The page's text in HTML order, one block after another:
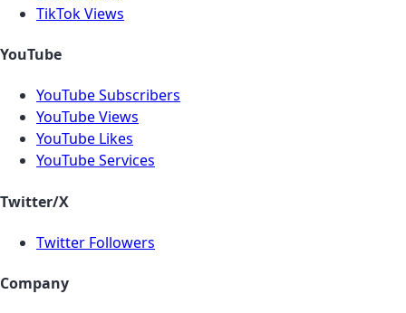
TikTok Views
YouTube
YouTube Subscribers
YouTube Views
YouTube Likes
YouTube Services
Twitter/X
Twitter Followers
Company